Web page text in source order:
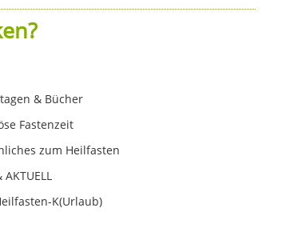
& Bücher
Fastenzeit
zum Heilfasten
AKTUELL
K(Urlaub)